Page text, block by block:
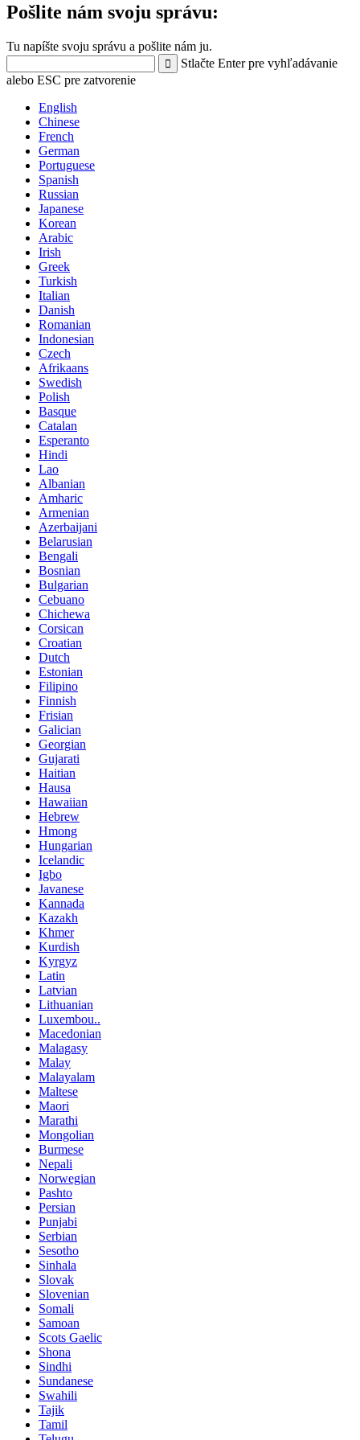
Pošlite nám svoju správu:
Tu napíšte svoju správu a pošlite nám ju.
Stlačte Enter pre vyhľadávanie
alebo ESC pre zatvorenie
English
Chinese
French
German
Portuguese
Spanish
Russian
Japanese
Korean
Arabic
Irish
Greek
Turkish
Italian
Danish
Romanian
Indonesian
Czech
Afrikaans
Swedish
Polish
Basque
Catalan
Esperanto
Hindi
Lao
Albanian
Amharic
Armenian
Azerbaijani
Belarusian
Bengali
Bosnian
Bulgarian
Cebuano
Chichewa
Corsican
Croatian
Dutch
Estonian
Filipino
Finnish
Frisian
Galician
Georgian
Gujarati
Haitian
Hausa
Hawaiian
Hebrew
Hmong
Hungarian
Icelandic
Igbo
Javanese
Kannada
Kazakh
Khmer
Kurdish
Kyrgyz
Latin
Latvian
Lithuanian
Luxembou..
Macedonian
Malagasy
Malay
Malayalam
Maltese
Maori
Marathi
Mongolian
Burmese
Nepali
Norwegian
Pashto
Persian
Punjabi
Serbian
Sesotho
Sinhala
Slovak
Slovenian
Somali
Samoan
Scots Gaelic
Shona
Sindhi
Sundanese
Swahili
Tajik
Tamil